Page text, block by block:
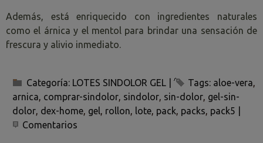
Además, está enriquecido con ingredientes naturales
como el árnica y el mentol para brindar una sensación de
frescura y alivio inmediato.
Categoría: LOTES SINDOLOR GEL Tags: aloe-vera
arnica comprar-sindolor sindolor sin-dolor gel-sin-
dolor dex-home gel rollon lote pack packs pack5
Comentarios